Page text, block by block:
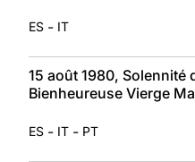
ES - IT
15 août 1980, Solennité
Bienheureuse Vierge
ES - IT - PT